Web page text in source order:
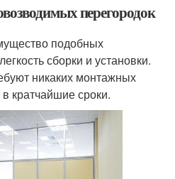
перегородок
подобных
сборки и установки.
никаких монтажных
кратчайшие сроки.